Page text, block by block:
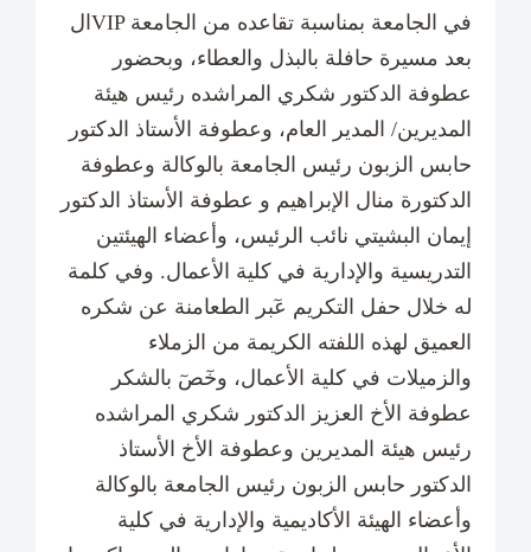
الVIP في الجامعة بمناسبة تقاعده من الجامعة
بعد مسيرة حافلة بالبذل والعطاء، وبحضور
عطوفة الدكتور شكري المراشده رئيس هيئة
المديرين/ المدير العام، وعطوفة الأستاذ الدكتور
حابس الزبون رئيس الجامعة بالوكالة وعطوفة
الدكتورة منال الإبراهيم و عطوفة الأستاذ الدكتور
إيمان البشيتي نائب الرئيس، وأعضاء الهيئتين
التدريسية والإدارية في كلية الأعمال. وفي كلمة
له خلال حفل التكريم عٓبر الطعامنة عن شكره
العميق لهذه اللفته الكريمة من الزملاء
والزميلات في كلية الأعمال، وخٓصٓ بالشكر
عطوفة الأخ العزيز الدكتور شكري المراشده
رئيس هيئة المديرين وعطوفة الأخ الأستاذ
الدكتور حابس الزبون رئيس الجامعة بالوكالة
وأعضاء الهيئة الأكاديمية والإدارية في كلية